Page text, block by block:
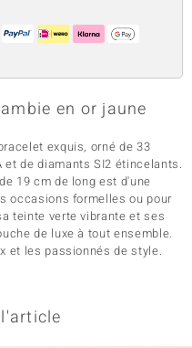
en or jaune
exquis, orné de 33
et de diamants SI2 étincelants.
19 cm de long est d'une
occasions formelles ou pour
teinte verte vibrante et ses
de luxe à tout ensemble.
et les passionnés de style.